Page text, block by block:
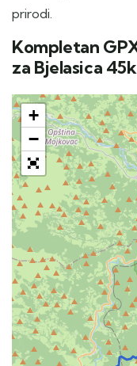
prirodi.
Kompletan
za Bjelasica
+
−